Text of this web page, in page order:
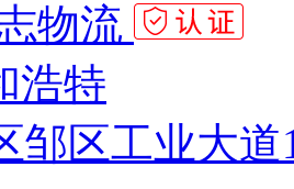
物流
浩特
邹区工业大